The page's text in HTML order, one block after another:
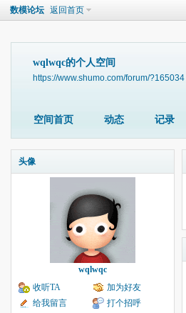
数模论坛 返回首页
wqlwqc的个人空间
https://www.shumo.com/forum/?165034
空间首页 动态 记录
头像
wqlwqc
收听TA
加为好友
给我留言
打个招呼